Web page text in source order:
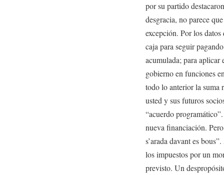
por su partido
desgracia, no parece
excepción. Por los
caja para seguir
acumulada; para aplicar
gobierno en funciones
todo lo anterior la suma
usted y sus futuros
“acuerdo
nueva financiación.
s’arada davant es
los impuestos por un
previsto. Un